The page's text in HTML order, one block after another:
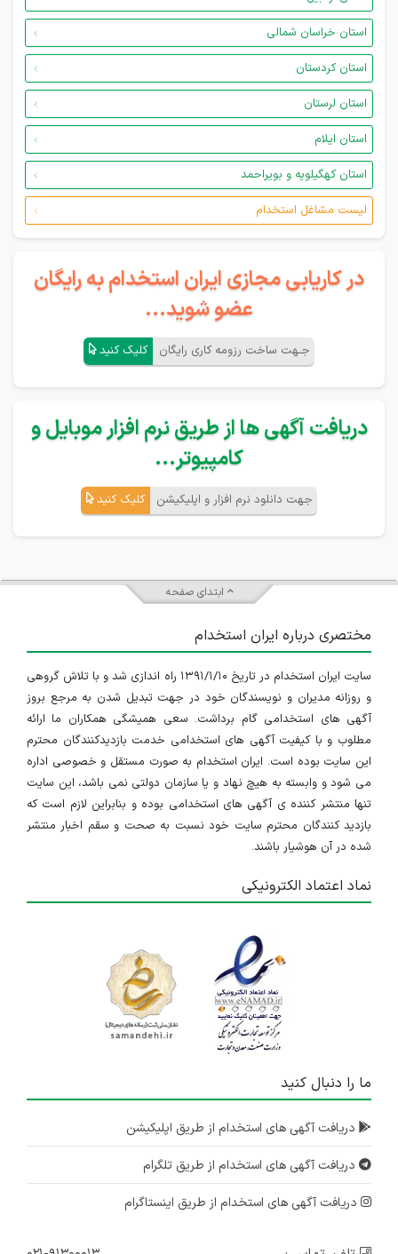
استان خراسان شمالی
استان کردستان
استان لرستان
استان ایلام
استان کهگیلویه و بویراحمد
لیست مشاغل استخدام
در کاریابی مجازی ایران استخدام به رایگان
عضو شوید...
جـهت ساخت رزومه کاری رایگان کلیک کنید
دریافت آگهی ها از طریق نرم افزار موبایل و
کامپیوتر...
جهت دانلود نرم افزار و اپلیکیشن کلیک کنید
ابتدای صفحه
مختصری درباره ایران استخدام
سایت ایران استخدام در تاریخ ۱۳۹۱/۱/۱۰ راه اندازی شد و با تلاش گروهی
و روزانه مدیران و نویسندگان خود در جهت تبدیل شدن به مرجع بروز
آگهی های استخدامی گام برداشت. سعی همیشگی همکاران ما ارائه
مطلوب و با کیفیت آگهی های استخدامی خدمت بازدیدکنندگان محترم
این سایت بوده است. ایران استخدام به صورت مستقل و خصوصی اداره
می شود و وابسته به هیچ نهاد و یا سازمان دولتی نمی باشد، این سایت
تنها منتشر کننده ی آگهی های استخدامی بوده و بنابراین لازم است که
بازدید کنندگان محترم سایت خود نسبت به صحت و سقم اخبار منتشر
شده در آن هوشیار باشند.
نماد اعتماد الکترونیکی
ما را دنبال کنید
دریافت آگهی های استخدام از طریق اپلیکیشن
دریافت آگهی های استخدام از طریق تلگرام
دریافت آگهی های استخدام از طریق اینستاگرام